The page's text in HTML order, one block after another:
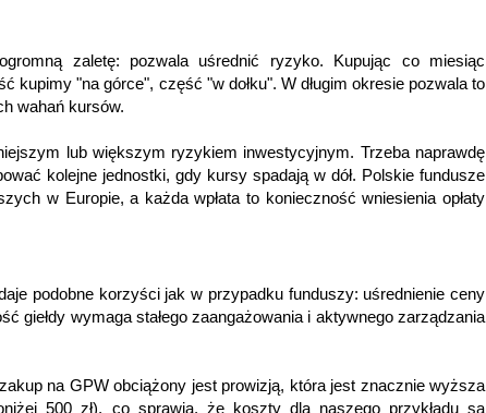
zaletę: pozwala uśrednić ryzyko. Kupując co miesiąc
kupimy "na górce", część "w dołku". W długim okresie pozwala to
wahań kursów.
lub większym ryzykiem inwestycyjnym. Trzeba naprawdę
kolejne jednostki, gdy kursy spadają w dół. Polskie fundusze
w Europie, a każda wpłata to konieczność wniesienia opłaty
podobne korzyści jak w przypadku funduszy: uśrednienie ceny
giełdy wymaga stałego zaangażowania i aktywnego zarządzania
na GPW obciążony jest prowizją, która jest znacznie wyższa
500 zł), co sprawia, że koszty dla naszego przykładu są